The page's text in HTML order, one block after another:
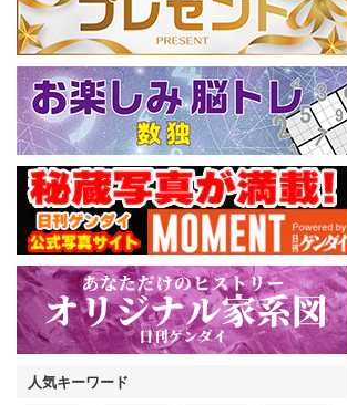
人気キーワード